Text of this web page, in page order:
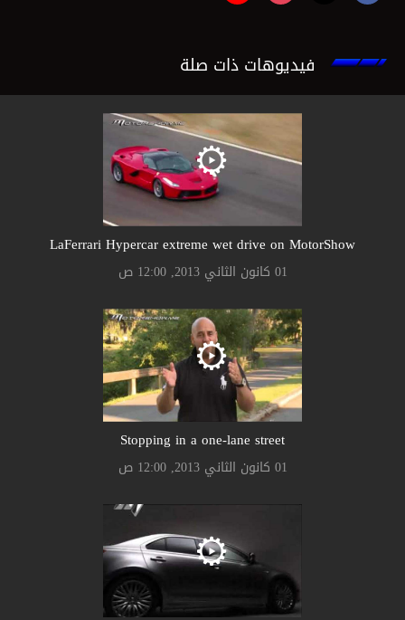
فيديوهات ذات صلة
LaFerrari Hypercar extreme wet drive on MotorShow
01 كانون الثاني 2013, 12:00 ص
Stopping in a one-lane street
01 كانون الثاني 2013, 12:00 ص